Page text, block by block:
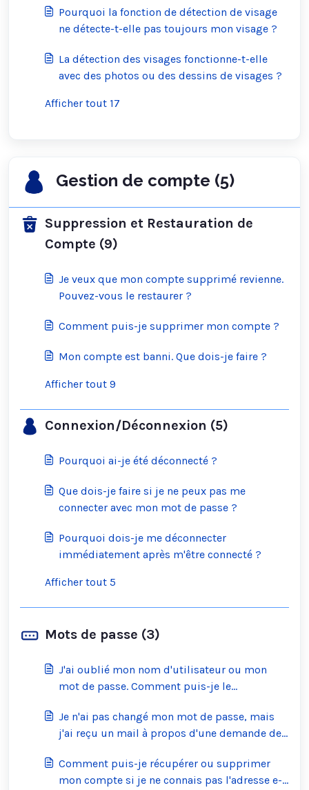
Pourquoi la fonction de détection de visage
ne détecte-t-elle pas toujours mon visage ?
La détection des visages fonctionne-t-elle
avec des photos ou des dessins de visages ?
Afficher tout 17
Gestion de compte (5)
Suppression et Restauration de
Compte (9)
Je veux que mon compte supprimé revienne.
Pouvez-vous le restaurer ?
Comment puis-je supprimer mon compte ?
Mon compte est banni. Que dois-je faire ?
Afficher tout 9
Connexion/Déconnexion (5)
Pourquoi ai-je été déconnecté ?
Que dois-je faire si je ne peux pas me
connecter avec mon mot de passe ?
Pourquoi dois-je me déconnecter
immédiatement après m'être connecté ?
Afficher tout 5
Mots de passe (3)
J'ai oublié mon nom d'utilisateur ou mon
mot de passe. Comment puis-je le
Je n'ai pas changé mon mot de passe, mais
j'ai reçu un mail à propos d'une demande de
faire ?
Comment puis-je récupérer ou supprimer
mon compte si je ne connais pas l'adresse e-